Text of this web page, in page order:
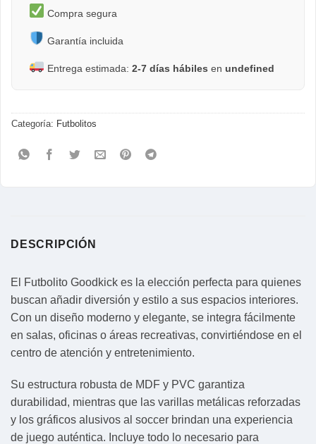
Compra segura
Garantía incluida
Entrega estimada: 2-7 días hábiles en undefined
Categoría: Futbolitos
DESCRIPCIÓN
El Futbolito Goodkick es la elección perfecta para quienes
buscan añadir diversión y estilo a sus espacios interiores.
Con un diseño moderno y elegante, se integra fácilmente
en salas, oficinas o áreas recreativas, convirtiéndose en el
centro de atención y entretenimiento.
Su estructura robusta de MDF y PVC garantiza
durabilidad, mientras que las varillas metálicas reforzadas
y los gráficos alusivos al soccer brindan una experiencia
de juego auténtica. Incluye todo lo necesario para